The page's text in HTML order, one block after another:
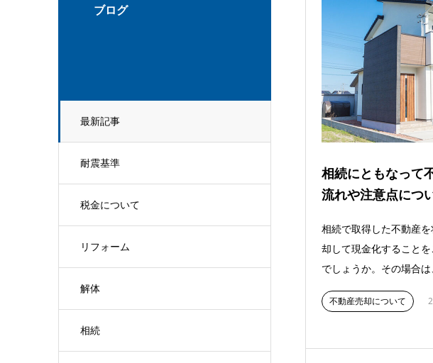
ブログ
最新記事
耐震基準
税金について
リフォーム
解体
相続
相続にともなって
流れや注意点につ
相続で取得した不動産
却して現金化すること
でしょうか。その場合
不動産売却について